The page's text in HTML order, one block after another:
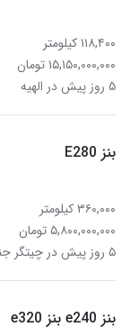
۱۱۸,۴۰۰ کیلومتر
۱۵,۱۵۰,۰۰۰,۰۰۰ تومان
۵ روز پیش در الهیه
بنز E280
۳۶۰,۰۰۰ کیلومتر
۵,۸۰۰,۰۰۰,۰۰۰ تومان
۵ روز پیش در چیتگر جنوبی
بنز e240 بنز e320